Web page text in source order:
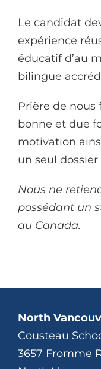
Le candidat
expérience
éducatif d’au
bilingue
Prière de nous
bonne et due
motivation
un seul
Nous ne
possédant un
au Canada.
North
Cousteau
3657 Fromme